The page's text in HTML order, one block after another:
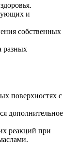
и
собственных
разных
поверхностях с
дополнительное
реакций при